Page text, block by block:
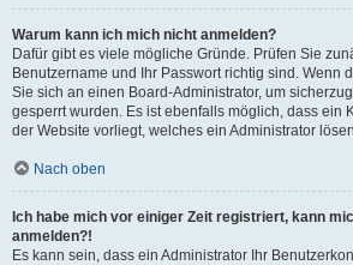
Warum kann ich mich nicht anmelden?
Dafür gibt es viele mögliche Gründe. Prüfen Sie
Benutzername und Ihr Passwort richtig sind. Wenn
Sie sich an einen Board-Administrator, um
gesperrt wurden. Es ist ebenfalls möglich, dass ein
der Website vorliegt, welches ein Administrator
Nach oben
Ich habe mich vor einiger Zeit registriert, kann
anmelden?!
Es kann sein, dass ein Administrator Ihr